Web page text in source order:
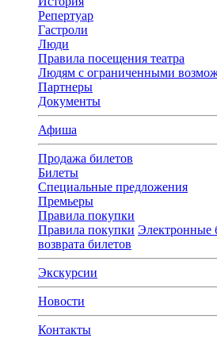
Репертуар
Гастроли
Люди
Правила посещения театра
Людям с ограниченными
Партнеры
Документы
Афиша
Продажа билетов
Билеты
Специальные предложения
Премьеры
Правила покупки
Правила покупки Электронные
возврата билетов
Экскурсии
Новости
Контакты